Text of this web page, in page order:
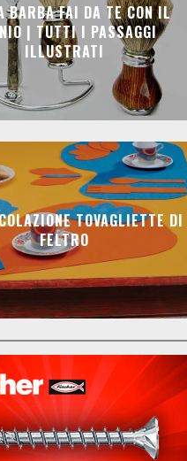
BARBA FAI DA TE CON IL
| TUTTI I PASSAGGI
ILLUSTRATI
TOVAGLIETTE DI
FELTRO